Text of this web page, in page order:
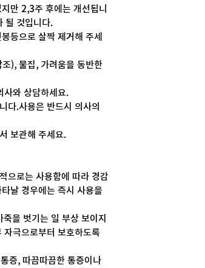
만 2,3주 후에는 개선됩니
될 것입니다.
등으로 살짝 제거해 주세
), 물집, 가려움을 동반한
사와 상담하세요.
다.사용은 반드시 의사의
보관해 주세요.
으로는 사용함에 따라 경감
날 경우에는 즉시 사용을
을 벗기는 일 부상 보이지
자극으로부터 보호하도록
증, 따끔따끔한 통증이나